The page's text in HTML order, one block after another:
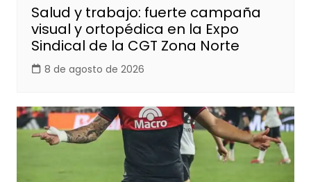
Salud y trabajo: fuerte campaña
visual y ortopédica en la Expo
Sindical de la CGT Zona Norte
8 de agosto de 2026